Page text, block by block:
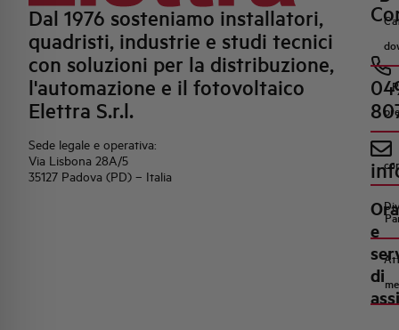
Dal 1976 sosteniamo installatori,
quadristi, industrie e studi tecnici
con soluzioni per la distribuzione,
l'automazione e il fotovoltaico
Elettra S.r.l.
Sede legale e operativa:
Via Lisbona 28A/5
35127 Padova (PD) – Italia
e
di